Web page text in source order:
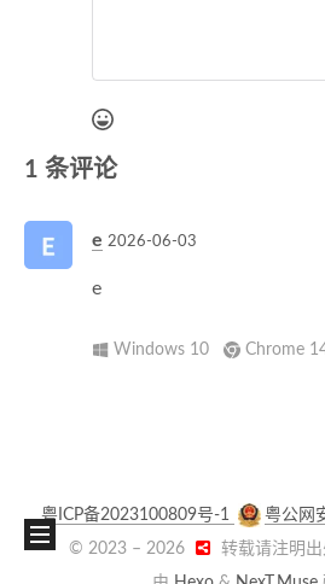
1 条评论
e 2026-06-03
e
Windows 10 Chrome
粤ICP备2023100809号-1
粤公网
© 2023 – 2026
转载请注明